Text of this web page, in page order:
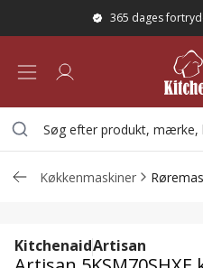
365 dages
Køkkenmaskiner
Artisan
KitchenaidArtisan